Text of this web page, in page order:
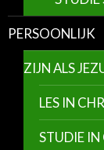
PERSOONLIJK
ZIJN ALS
LES IN
STUDIE IN